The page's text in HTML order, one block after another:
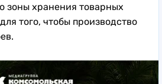
зоны хранения товарных
того, чтобы производство